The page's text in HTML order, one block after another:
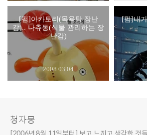
[펌]아카토리(목욕탕 장난
감).. 나츄동(식물 관리하는 장
난감)
2008.03.04
[펌]내
청자몽